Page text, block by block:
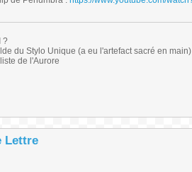
?
du Stylo Unique (a eu l'artefact sacré en
de l'Aurore
Lettre